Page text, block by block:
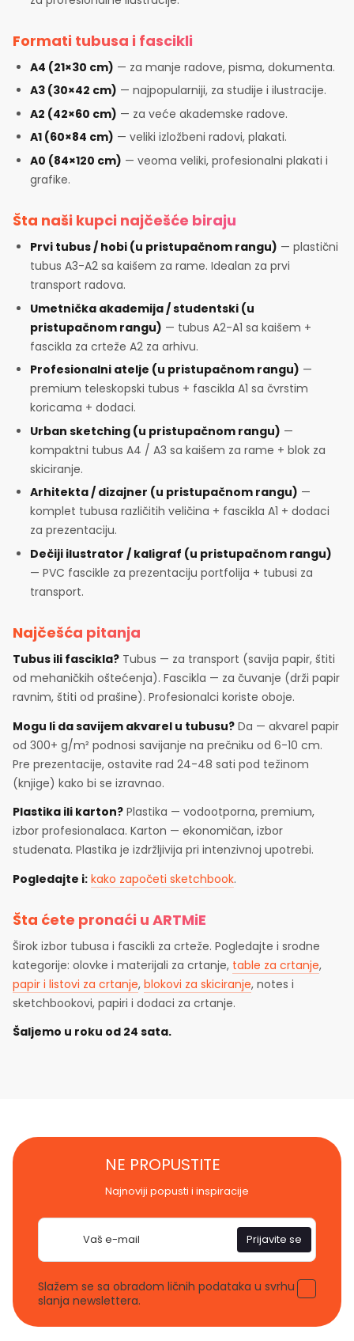
Formati tubusa i fascikli
A4 (21×30 cm) — za manje radove, pisma, dokumenta.
A3 (30×42 cm) — najpopularniji, za studije i ilustracije.
A2 (42×60 cm) — za veće akademske radove.
A1 (60×84 cm) — veliki izložbeni radovi, plakati.
A0 (84×120 cm) — veoma veliki, profesionalni plakati i
grafike.
Šta naši kupci najčešće biraju
Prvi tubus / hobi (u pristupačnom rangu) — plastični
tubus A3-A2 sa kaišem za rame. Idealan za prvi
transport radova.
Umetnička akademija / studentski (u
pristupačnom rangu) — tubus A2-A1 sa kaišem +
fascikla za crteže A2 za arhivu.
Profesionalni atelje (u pristupačnom rangu) —
premium teleskopski tubus + fascikla A1 sa čvrstim
koricama + dodaci.
Urban sketching (u pristupačnom rangu) —
kompaktni tubus A4 / A3 sa kaišem za rame + blok za
skiciranje.
Arhitekta / dizajner (u pristupačnom rangu) —
komplet tubusa različitih veličina + fascikla A1 + dodaci
za prezentaciju.
Dečiji ilustrator / kaligraf (u pristupačnom rangu)
— PVC fascikle za prezentaciju portfolija + tubusi za
transport.
Najčešća pitanja
Tubus ili fascikla? Tubus — za transport (savija papir, štiti
od mehaničkih oštećenja). Fascikla — za čuvanje (drži papir
ravnim, štiti od prašine). Profesionalci koriste oboje.
Mogu li da savijem akvarel u tubusu? Da — akvarel papir
od 300+ g/m² podnosi savijanje na prečniku od 6-10 cm.
Pre prezentacije, ostavite rad 24-48 sati pod težinom
(knjige) kako bi se izravnao.
Plastika ili karton? Plastika — vodootporna, premium,
izbor profesionalaca. Karton — ekonomičan, izbor
studenata. Plastika je izdržljivija pri intenzivnoj upotrebi.
Pogledajte i: kako započeti sketchbook.
Šta ćete pronaći u ARTMiE
Širok izbor tubusa i fascikli za crteže. Pogledajte i srodne
kategorije: olovke i materijali za crtanje, table za crtanje,
papir i listovi za crtanje, blokovi za skiciranje, notes i
sketchbookovi, papiri i dodaci za crtanje.
Šaljemo u roku od 24 sata.
NE PROPUSTITE
Najnoviji popusti i inspiracije
Prijavite se
Slažem se sa obradom ličnih podataka u svrhu
slanja newslettera.